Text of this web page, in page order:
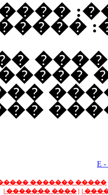
E
������� ������
|
|
���� �������
|